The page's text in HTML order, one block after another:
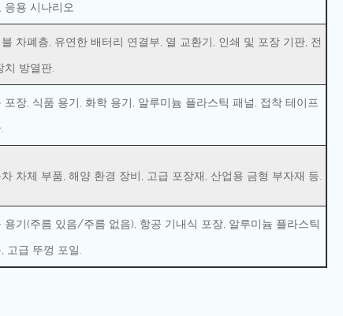
응용 시나리오
차폐층, 유연한 배터리 연결부, 열 교환기, 인쇄 및 포장 기판, 전
치 방열판.
포장, 식품 용기, 화학 용기, 알루미늄 플라스틱 패널, 접착 테이프
차체 부품, 해양 환경 장비, 고급 포장재, 산업용 금형 부자재 등.
용기(주름 있음/주름 없음), 항공 기내식 포장, 알루미늄 플라스틱
고급 뚜껑 포일.